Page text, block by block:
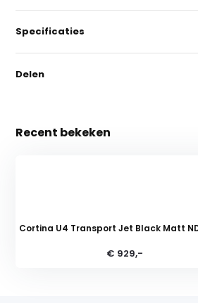
Specificaties
Delen
Recent bekeken
Cortina U4 Transport Jet Black Matt
€ 929,-